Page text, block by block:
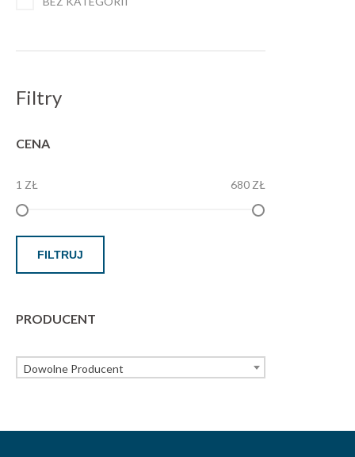
Filtry
CENA
1 ZŁ 680 ZŁ
FILTRUJ
PRODUCENT
Dowolne Producent